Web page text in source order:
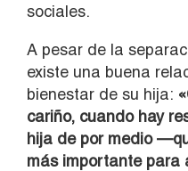
sociales.
A pesar de la
existe una buena
bienestar de su hija:
cariño, cuando hay
hija de por medio
más importante